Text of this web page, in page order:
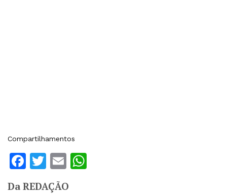
Compartilhamentos
Facebook
Twitter
Email
Da REDAÇÃO